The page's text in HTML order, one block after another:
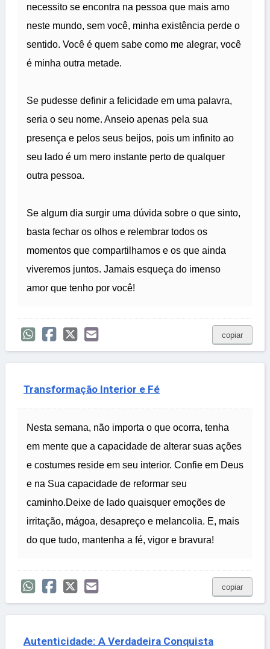
necessito se encontra na pessoa que mais amo
neste mundo, sem você, minha existência perde o
sentido. Você é quem sabe como me alegrar, você
é minha outra metade.
Se pudesse definir a felicidade em uma palavra,
seria o seu nome. Anseio apenas pela sua
presença e pelos seus beijos, pois um infinito ao
seu lado é um mero instante perto de qualquer
outra pessoa.
Se algum dia surgir uma dúvida sobre o que sinto,
basta fechar os olhos e relembrar todos os
momentos que compartilhamos e os que ainda
viveremos juntos. Jamais esqueça do imenso
amor que tenho por você!
copiar
Transformação Interior e Fé
Nesta semana, não importa o que ocorra, tenha
em mente que a capacidade de alterar suas ações
e costumes reside em seu interior. Confie em Deus
e na Sua capacidade de reformar seu
caminho.Deixe de lado quaisquer emoções de
irritação, mágoa, desapreço e melancolia. E, mais
do que tudo, mantenha a fé, vigor e bravura!
copiar
Autenticidade: A Verdadeira Conquista